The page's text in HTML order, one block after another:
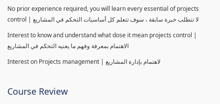
No prior experience required, you will learn every essential of projects
control | لا تتطلب خبرة سابقة ، سوف تتعلم كل أساسيات التحكم في المشاريع
Interest to know and understand what dose it mean projects control |
الاهتمام بمعرفة وفهم ما يعنيه التحكم في المشاريع
Interest on Projects management | لاهتمام بإدارة المشاريع
Course Review